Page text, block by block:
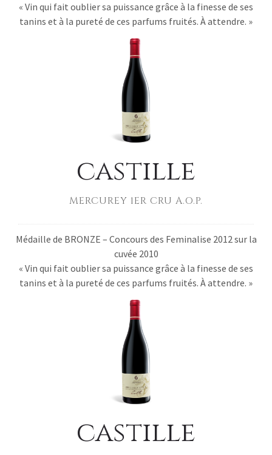
« Vin qui fait oublier sa puissance grâce à la finesse de ses
tanins et à la pureté de ces parfums fruités. À attendre. »
castille
MERCUREY 1ER CRU A.O.P.
Médaille de BRONZE – Concours des Feminalise 2012 sur la
cuvée 2010
« Vin qui fait oublier sa puissance grâce à la finesse de ses
tanins et à la pureté de ces parfums fruités. À attendre. »
castille